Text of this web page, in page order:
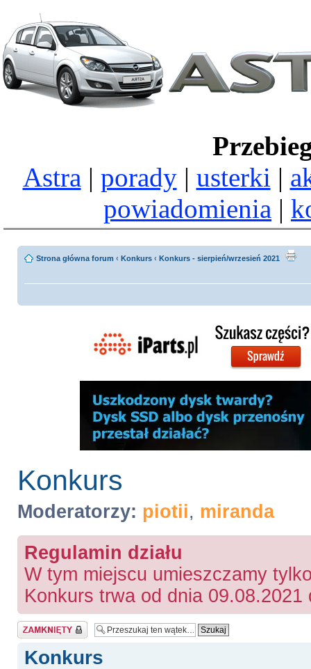
Astra | porady| usterki |
powiadomienia |
Strona główna forum ‹ Konkurs ‹ Konkurs - sierpień/wrzesień 2021
Konkurs
Moderatorzy: piotii, miranda
Regulamin działu
W tym miejscu umieszczamy
Konkurs trwa od dnia 09.08.2021
Zablokowany
Konkurs